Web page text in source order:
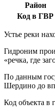
Район
Код в ГВР
Устье реки
Гидроним
«речка, где
По данным
Шердино до
Код объекта в